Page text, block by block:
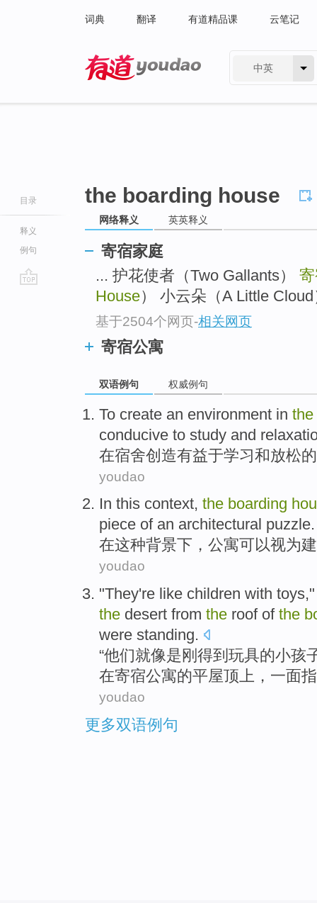
词典 翻译 有道精品课 云笔记
中英
目录
释义
例句
the boarding house
网络释义 英英释义
寄宿家庭
... 护花使者（Two Gallants）
House） 小云朵（A Little
基于2504个网页-相关网页
寄宿公寓
双语例句 权威例句
To create an environment in the
conducive to study and
在宿舍创造有益于学习和放松的
youdao
In this context, the boarding
piece ofan architectural puzzle.
在这种背景下 ， 公寓可以视为
youdao
"They're like children with toys
the desert from the roof of the
were standing.
“他们就像是刚得到 玩具的小孩
在寄宿公寓的平屋顶上，一面
youdao
更多双语例句